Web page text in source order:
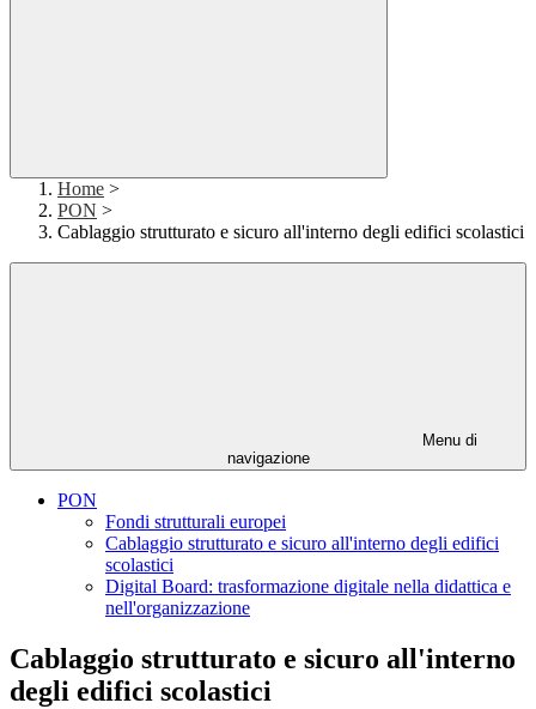
Home >
PON >
Cablaggio strutturato e sicuro all'interno degli edifici scolastici
Menu di
navigazione
PON
Fondi strutturali europei
Cablaggio strutturato e sicuro all'interno degli edifici
scolastici
Digital Board: trasformazione digitale nella didattica e
nell'organizzazione
Cablaggio strutturato e sicuro all'interno
degli edifici scolastici